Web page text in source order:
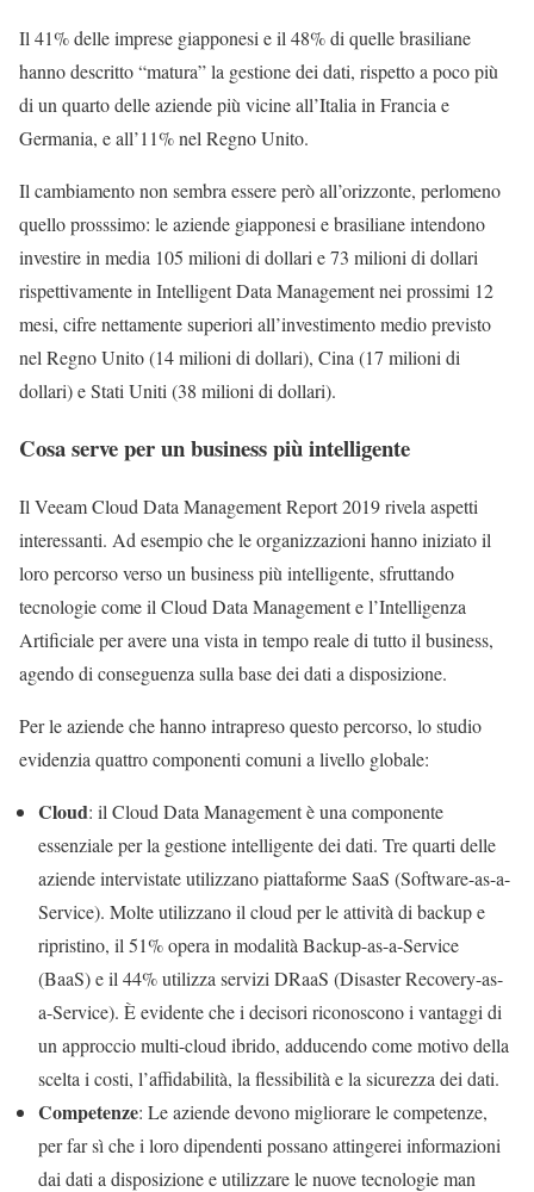
Il 41% delle imprese giapponesi e il 48% di quelle brasiliane
hanno descritto “matura” la gestione dei dati, rispetto a poco più
di un quarto delle aziende più vicine all’Italia in Francia e
Germania, e all’11% nel Regno Unito.
Il cambiamento non sembra essere però all’orizzonte, perlomeno
quello prosssimo: le aziende giapponesi e brasiliane intendono
investire in media 105 milioni di dollari e 73 milioni di dollari
rispettivamente in Intelligent Data Management nei prossimi 12
mesi, cifre nettamente superiori all’investimento medio previsto
nel Regno Unito (14 milioni di dollari), Cina (17 milioni di
dollari) e Stati Uniti (38 milioni di dollari).
Cosa serve per un business più intelligente
Il Veeam Cloud Data Management Report 2019 rivela aspetti
interessanti. Ad esempio che le organizzazioni hanno iniziato il
loro percorso verso un business più intelligente, sfruttando
tecnologie come il Cloud Data Management e l’Intelligenza
Artificiale per avere una vista in tempo reale di tutto il business,
agendo di conseguenza sulla base dei dati a disposizione.
Per le aziende che hanno intrapreso questo percorso, lo studio
evidenzia quattro componenti comuni a livello globale:
Cloud: il Cloud Data Management è una componente
essenziale per la gestione intelligente dei dati. Tre quarti delle
aziende intervistate utilizzano piattaforme SaaS (Software-as-a-
Service). Molte utilizzano il cloud per le attività di backup e
ripristino, il 51% opera in modalità Backup-as-a-Service
(BaaS) e il 44% utilizza servizi DRaaS (Disaster Recovery-as-
a-Service). È evidente che i decisori riconoscono i vantaggi di
un approccio multi-cloud ibrido, adducendo come motivo della
scelta i costi, l’affidabilità, la flessibilità e la sicurezza dei dati.
Competenze: Le aziende devono migliorare le competenze,
per far sì che i loro dipendenti possano attingerei informazioni
dai dati a disposizione e utilizzare le nuove tecnologie man